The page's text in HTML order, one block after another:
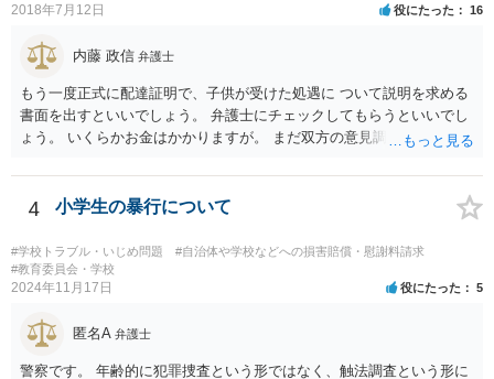
2018年7月12日 役にたった 16
内藤 政信 弁護士
もう一度正式に配達証明で、子供が受けた処遇に ついて説明を求める
書面を出すといいでしょう。 弁護士にチェックしてもらうといいでし
ょう。 いくらかお金はかかりますが。 まだ双方の意見調整が必要です
4 小学生の暴行について
#学校トラブル・いじめ問題
#自治体や学校などへの損害賠償・慰謝料請求
#教育委員会・学校
2024年11月17日 役にたった 5
匿名A 弁護士
警察です。 年齢的に犯罪捜査という形ではなく、触法調査という形に